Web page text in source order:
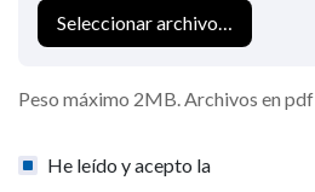
Seleccionar archivo…
Peso máximo 2MB. Archivos en pdf
He leído y acepto la